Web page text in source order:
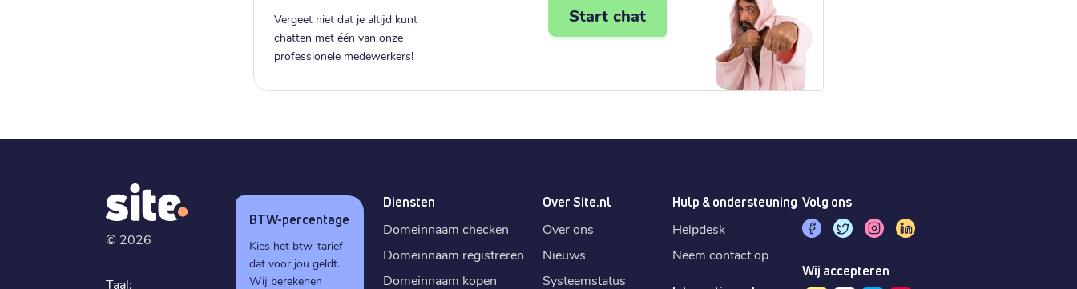
Vergeet niet dat je altijd kunt
chatten met één van onze
professionele medewerkers!
Start chat
© 2026
Taal:
BTW-percentage
Kies het btw-tarief
dat voor jou geldt.
Wij berekenen
Diensten
Domeinnaam checken
Domeinnaam registreren
Domeinnaam kopen
Over Site.nl
Over ons
Nieuws
Systeemstatus
Hulp & ondersteuning
Helpdesk
Neem contact op
Volg ons
Wij accepteren